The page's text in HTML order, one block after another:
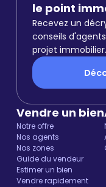
le point
Recevez un
conseils
projet immobilier.
Vendre un bien
Notre offre
Nos agents
Nos zones
Guide du vendeur
Estimer un bien
Vendre rapidement